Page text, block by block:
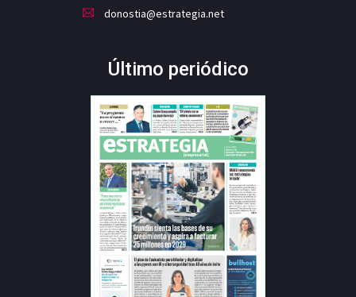
donostia@estrategia.net
Último periódico